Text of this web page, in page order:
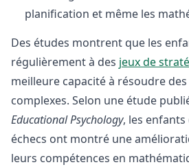
planification et même les
Des études montrent que les
régulièrement à des jeux de
meilleure capacité à résoudre
complexes. Selon une étude
Educational Psychology, les
échecs ont montré une
leurs compétences en